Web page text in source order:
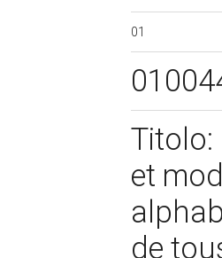
01
Titolo:
et
de